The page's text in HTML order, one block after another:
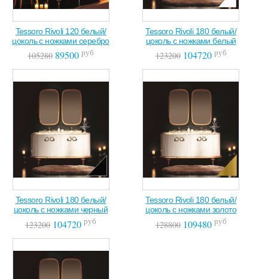
Tessoro Rivoli 120 белый/
цоколь с ножками серебро
105280 89500 руб
Tessoro Rivoli 180 белый/
цоколь с ножками белый
123200104720 руб
Tessoro Rivoli 180 белый/
цоколь с ножками черный
123200 104720 руб
Tessoro Rivoli 180 белый/
цоколь с ножками золото
128800109480 руб